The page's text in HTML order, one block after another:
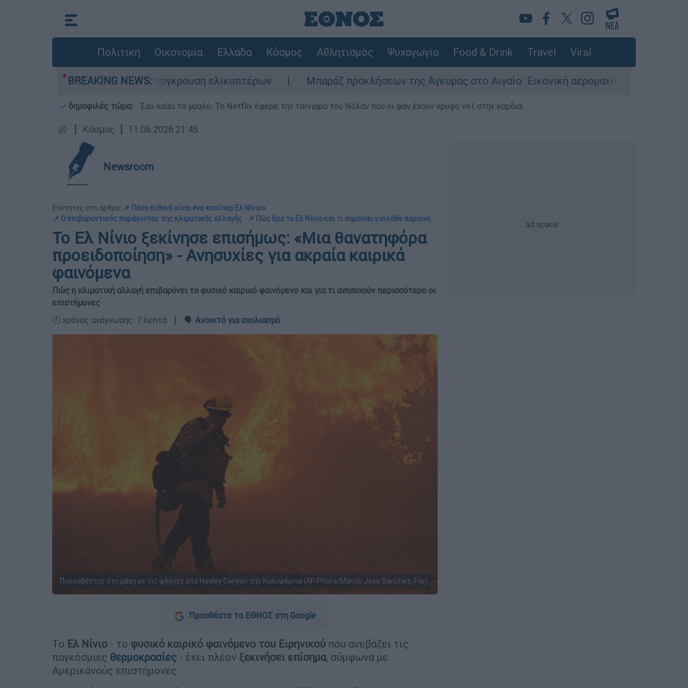
Πολιτική Οικονομία Ελλάδα Κόσμος Αθλητισμός Ψυχαγωγία Food & Drink Travel Viral
BREAKING NEWS:
τη ζωή του στη σύγκρουση ελικοπτέρων Μπαράζ προκλήσεων της Άγκυρας στο Αιγαίο: Εικονική αερομαχία ανάμεσα σε ελληνικά και
δημοφιλές τώρα: Σου καίει το μυαλό: Το Netflix έφερε την ταινιάρα του Νόλαν που οι φαν έχουν κρυφό νο1 στην καρδιά...
┋ Κόσμος ┋ 11.06.2026 21:45
Newsroom
Ενότητες στο άρθρο: 📌 Πόσο πιθανό είναι ένα «σούπερ Ελ Νίνιο»
📌 Ο επιβαρυντικός παράγοντας της κλιματικής αλλαγής
📌 Πώς δρα το Ελ Νίνιο και τι σημαίνει για κάθε περιοχή
Το Ελ Νίνιο ξεκίνησε επισήμως: «Μια θανατηφόρα
προειδοποίηση» - Ανησυχίες για ακραία καιρικά
φαινόμενα
Πώς η κλιματική αλλαγή επιβαρύνει το φυσικό καιρικό φαινόμενο και για τι ανησυχούν περισσότερο οι
επιστήμονες
🕛 χρόνος ανάγνωσης: 7 λεπτά ┋ 🗣️ Ανοικτό για σχολιασμό
Πυροσβέστης στη μάχη με τις φλόγες στο Hasley Canyon της Καλιφόρνια (AP Photo/Marcio Jose Sanchez, File)
Προσθέστε το ΕΘΝΟΣ στη Google
Το Ελ Νίνιο - το φυσικό καιρικό φαινόμενο του Ειρηνικού που ανεβάζει τις
παγκόσμιες θερμοκρασίες - έχει πλέον ξεκινήσει επίσημα, σύμφωνα με
Αμερικανούς επιστήμονες.